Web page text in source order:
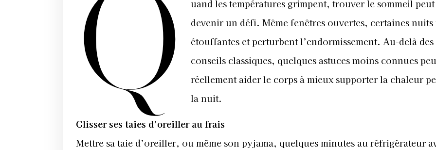
Q
uand les températures grimpent, trouver le sommeil
devenir un défi. Même fenêtres ouvertes, certaines nuits
étouffantes et perturbent l’endormissement. Au-delà des
conseils classiques, quelques astuces moins connues
réellement aider le corps à mieux supporter la chaleur
la nuit.
Glisser ses taies d’oreiller au frais
Mettre sa taie d’oreiller, ou même son pyjama, quelques minutes au réfrigérateur